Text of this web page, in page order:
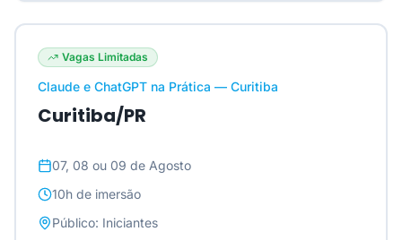
Vagas Limitadas
Claude e ChatGPT na Prática — Curitiba
Curitiba/PR
07, 08 ou 09 de Agosto
10h de imersão
Público: Iniciantes